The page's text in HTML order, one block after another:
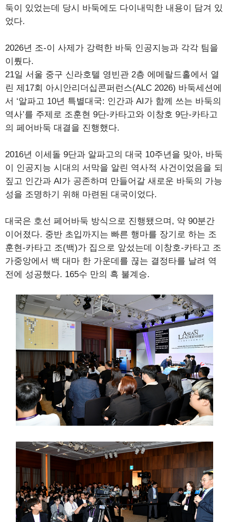
둑이 있었는데 당시 바둑에도 다이내믹한 내용이 담겨 있
었다.
2026년 조-이 사제가 강력한 바둑 인공지능과 각각 팀을
이뤘다.
21일 서울 중구 신라호텔 영빈관 2층 에메랄드홀에서 열
린 제17회 아시안리더십콘퍼런스(ALC 2026) 바둑세션에
서 ‘알파고 10년 특별대국: 인간과 AI가 함께 쓰는 바둑의
역사’를 주제로 조훈현 9단-카타고와 이창호 9단-카타고
의 페어바둑 대결을 진행했다.
2016년 이세돌 9단과 알파고의 대국 10주년을 맞아, 바둑
이 인공지능 시대의 서막을 알린 역사적 사건이었음을 되
짚고 인간과 AI가 공존하며 만들어갈 새로운 바둑의 가능
성을 조명하기 위해 마련된 대국이었다.
대국은 호선 페어바둑 방식으로 진행됐으며, 약 90분간
이어졌다. 중반 초입까지는 빠른 행마를 장기로 하는 조
훈현-카타고 조(백)가 집으로 앞섰는데 이창호-카타고 조
가중앙에서 백 대마 한 가운데를 끊는 결정타를 날려 역
전에 성공했다. 165수 만의 흑 불계승.